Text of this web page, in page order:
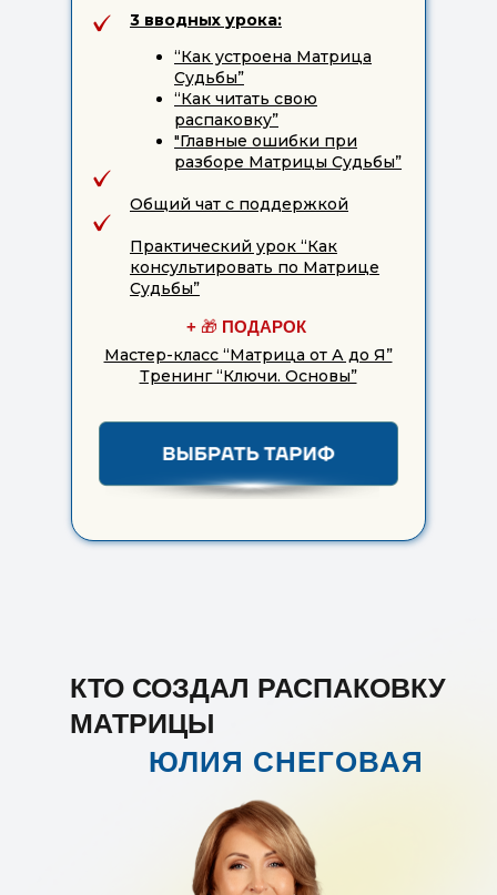
3 вводных урока:
“Как устроена Матрица
Судьбы”
“Как читать свою
распаковку”
"Главные ошибки при
разборе Матрицы Судьбы”
Общий чат с поддержкой
Практический урок “Как
консультировать по Матрице
Судьбы”
Мастер-класс “Матрица от А до Я”
Тренинг “Ключи. Основы”
+ 🎁 ПОДАРОК
КТО СОЗДАЛ РАСПАКОВКУ
МАТРИЦЫ
ЮЛИЯ СНЕГОВАЯ